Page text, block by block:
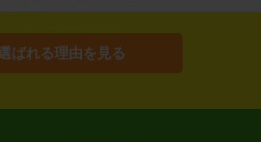
ばれる理由を見る